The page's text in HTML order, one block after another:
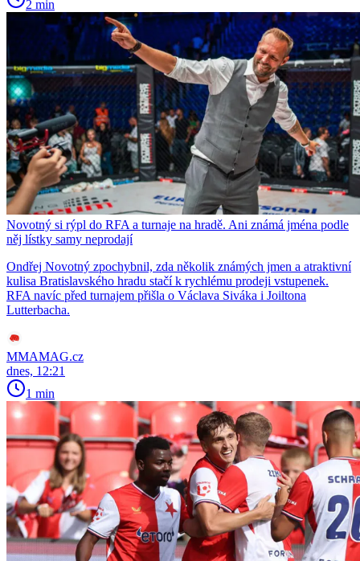
2 min
Novotný si rýpl do RFA a turnaje na hradě. Ani známá jména podle
něj lístky samy neprodají
Ondřej Novotný zpochybnil, zda několik známých jmen a atraktivní
kulisa Bratislavského hradu stačí k rychlému prodeji vstupenek.
RFA navíc před turnajem přišla o Václava Siváka i Joiltona
Lutterbacha.
MMAMAG.cz
dnes, 12:21
1 min